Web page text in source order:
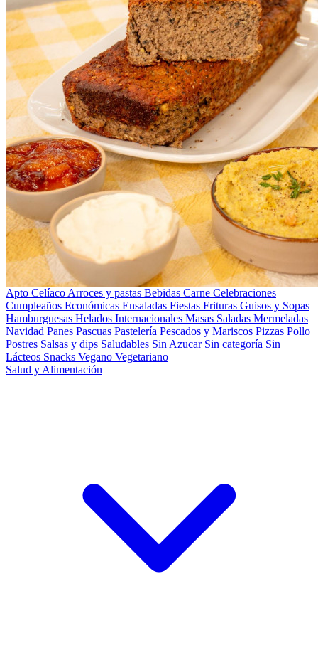
Apto Celíaco Arroces y pastas Bebidas Carne Celebraciones
Cumpleaños Económicas Ensaladas Fiestas Frituras Guisos y Sopas
Hamburguesas Helados Internacionales Masas Saladas Mermeladas
Navidad Panes Pascuas Pastelería Pescados y Mariscos Pizzas Pollo
Postres Salsas y dips Saludables Sin Azucar Sin categoría Sin
Lácteos Snacks Vegano Vegetariano
Salud y Alimentación